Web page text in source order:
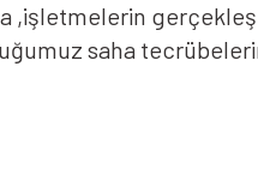
,işletmelerin
saha
koşullarında